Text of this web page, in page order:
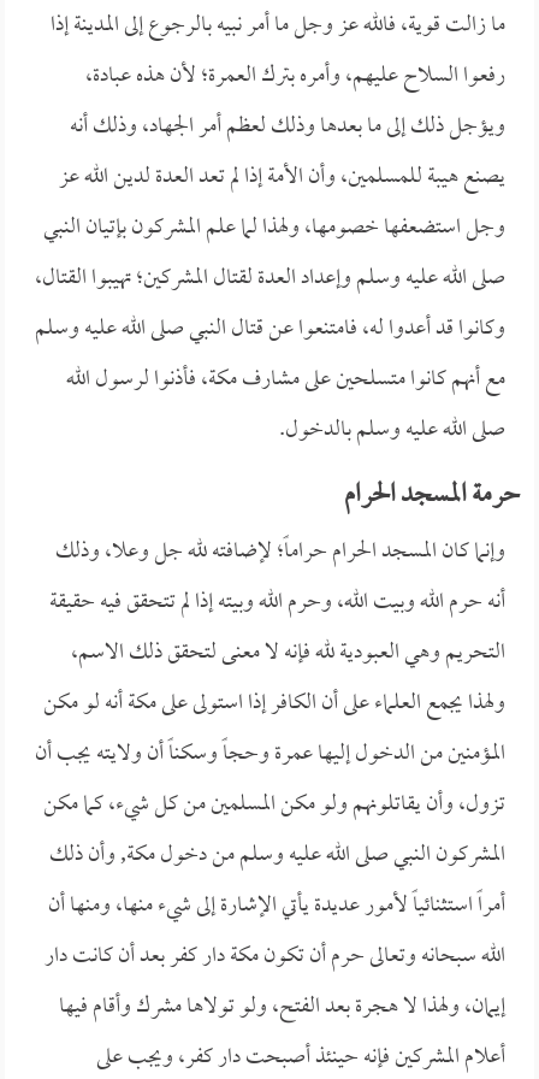
ما زالت قوية، فالله عز وجل ما أمر نبيه بالرجوع إلى المدينة إذا
رفعوا السلاح عليهم، وأمره بترك العمرة؛ لأن هذه عبادة،
ويؤجل ذلك إلى ما بعدها وذلك لعظم أمر الجهاد، وذلك أنه
يصنع هيبة للمسلمين، وأن الأمة إذا لم تعد العدة لدين الله عز
وجل استضعفها خصومها، ولهذا لما علم المشركون بإتيان النبي
صلى الله عليه وسلم وإعداد العدة لقتال المشركين؛ تهيبوا القتال،
وكانوا قد أعدوا له، فامتنعوا عن قتال النبي صلى الله عليه وسلم
مع أنهم كانوا متسلحين على مشارف مكة، فأذنوا لرسول الله
صلى الله عليه وسلم بالدخول.
حرمة المسجد الحرام
وإنما كان المسجد الحرام حراماً؛ لإضافته لله جل وعلا، وذلك
أنه حرم الله وبيت الله، وحرم الله وبيته إذا لم تتحقق فيه حقيقة
التحريم وهي العبودية لله فإنه لا معنى لتحقق ذلك الاسم،
ولهذا يجمع العلماء على أن الكافر إذا استولى على مكة أنه لو مكن
المؤمنين من الدخول إليها عمرة وحجاً وسكناً أن ولايته يجب أن
تزول، وأن يقاتلونهم ولو مكن المسلمين من كل شيء، كما مكن
المشركون النبي صلى الله عليه وسلم من دخول مكة, وأن ذلك
أمراً استثنائياً لأمور عديدة يأتي الإشارة إلى شيء منها، ومنها أن
الله سبحانه وتعالى حرم أن تكون مكة دار كفر بعد أن كانت دار
إيمان، ولهذا لا هجرة بعد الفتح، ولو تولاها مشرك وأقام فيها
أعلام المشركين فإنه حينئذ أصبحت دار كفر، ويجب على